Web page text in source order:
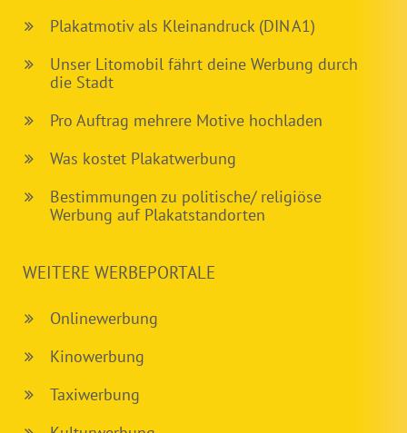
Plakatmotiv als Kleinandruck (DIN A1)
Unser Litomobil fährt deine Werbung durch
die Stadt
Pro Auftrag mehrere Motive hochladen
Was kostet Plakatwerbung
Bestimmungen zu politische/ religiöse
Werbung auf Plakatstandorten
WEITERE WERBEPORTALE
Onlinewerbung
Kinowerbung
Taxiwerbung